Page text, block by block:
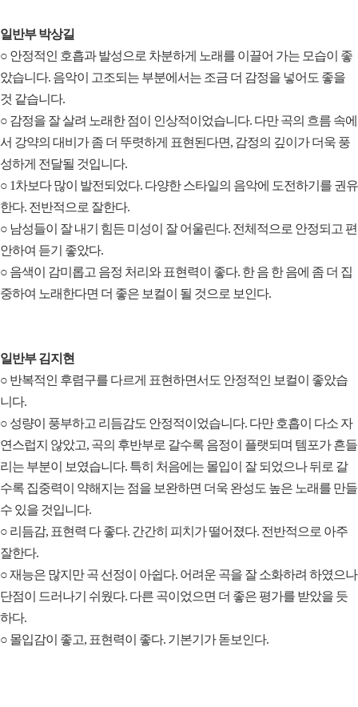
일반부 박상길
○ 안정적인 호흡과 발성으로 차분하게 노래를 이끌어 가는 모습이 좋
았습니다. 음악이 고조되는 부분에서는 조금 더 감정을 넣어도 좋을
것 같습니다.
○ 감정을 잘 살려 노래한 점이 인상적이었습니다. 다만 곡의 흐름 속에
서 강약의 대비가 좀 더 뚜렷하게 표현된다면, 감정의 깊이가 더욱 풍
성하게 전달될 것입니다.
○ 1차보다 많이 발전되었다. 다양한 스타일의 음악에 도전하기를 권유
한다. 전반적으로 잘한다.
○ 남성들이 잘 내기 힘든 미성이 잘 어울린다. 전체적으로 안정되고 편
안하여 듣기 좋았다.
○ 음색이 감미롭고 음정 처리와 표현력이 좋다. 한 음 한 음에 좀 더 집
중하여 노래한다면 더 좋은 보컬이 될 것으로 보인다.
일반부 김지현
○ 반복적인 후렴구를 다르게 표현하면서도 안정적인 보컬이 좋았습
니다.
○ 성량이 풍부하고 리듬감도 안정적이었습니다. 다만 호흡이 다소 자
연스럽지 않았고, 곡의 후반부로 갈수록 음정이 플랫되며 템포가 흔들
리는 부분이 보였습니다. 특히 처음에는 몰입이 잘 되었으나 뒤로 갈
수록 집중력이 약해지는 점을 보완하면 더욱 완성도 높은 노래를 만들
수 있을 것입니다.
○ 리듬감, 표현력 다 좋다. 간간히 피치가 떨어졌다. 전반적으로 아주
잘한다.
○ 재능은 많지만 곡 선정이 아쉽다. 어려운 곡을 잘 소화하려 하였으나
단점이 드러나기 쉬웠다. 다른 곡이었으면 더 좋은 평가를 받았을 듯
하다.
○ 몰입감이 좋고, 표현력이 좋다. 기본기가 돋보인다.